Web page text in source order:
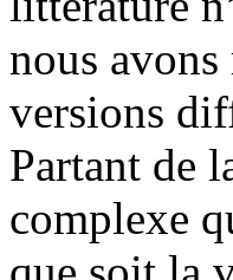
nous
versions
Partant de
complexe